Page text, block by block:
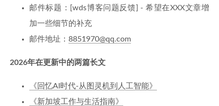
邮件标题：[wds博客问题反馈] - 希望在XXX文章增
加一些细节的补充
邮件地址： 8851970@qq.com
2026年在更新中的两篇长文
《回忆AI时代-从图灵机到人工智能》
《新加坡工作与生活指南》